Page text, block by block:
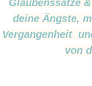
Glaubenssätze
deine Ängste,
Vergangenheit
von